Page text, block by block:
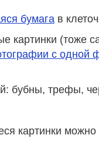
бумага в
картинки (тоже
с одной
бубны, трефы,
картинки можно